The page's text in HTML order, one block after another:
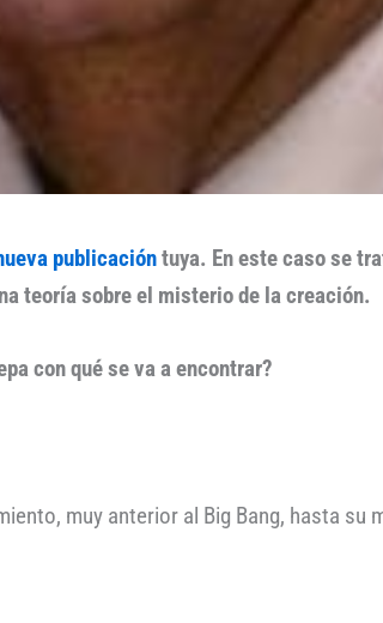
publicacióntuya. En este caso se
teoría sobre el misterio de la creación.
con qué se va a encontrar?
muy anterior al Big Bang, hasta su